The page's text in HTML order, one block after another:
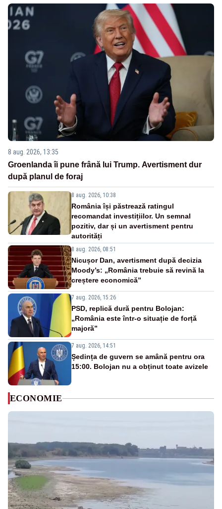
8 aug. 2026, 13:35
Groenlanda îi pune frână lui Trump. Avertisment dur
după planul de foraj
8 aug. 2026, 10:38
România își păstrează ratingul
recomandat investițiilor. Un semnal
pozitiv, dar și un avertisment pentru
autorități
8 aug. 2026, 08:51
Nicușor Dan, avertisment după decizia
Moody’s: „România trebuie să revină la
creștere economică”
7 aug. 2026, 15:26
PSD, replică dură pentru Bolojan:
„România este într-o situație de forță
majoră”
7 aug. 2026, 14:51
Ședința de guvern se amână pentru ora
15:00. Bolojan nu a obținut toate avizele
ECONOMIE